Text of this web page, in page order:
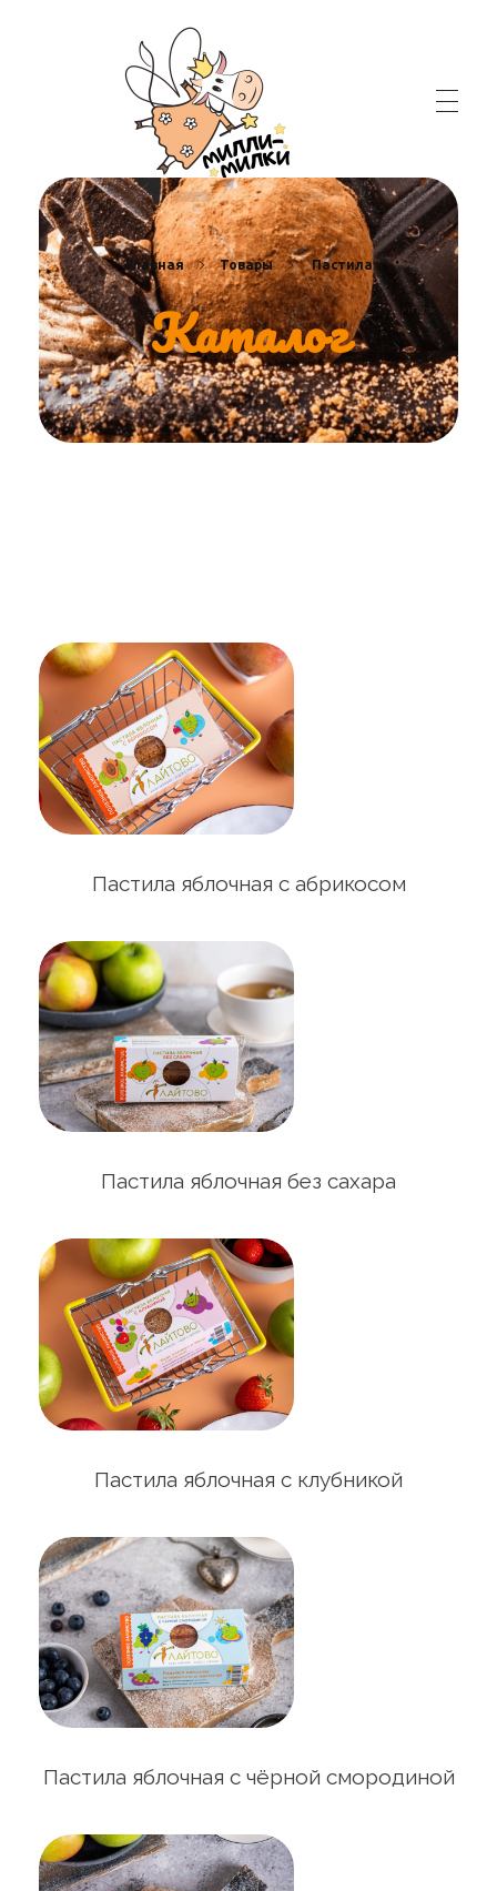
Главная Товары Пастила
Каталог
Пастила яблочная с абрикосом
Пастила яблочная без сахара
Пастила яблочная с клубникой
Пастила яблочная с чёрной смородиной